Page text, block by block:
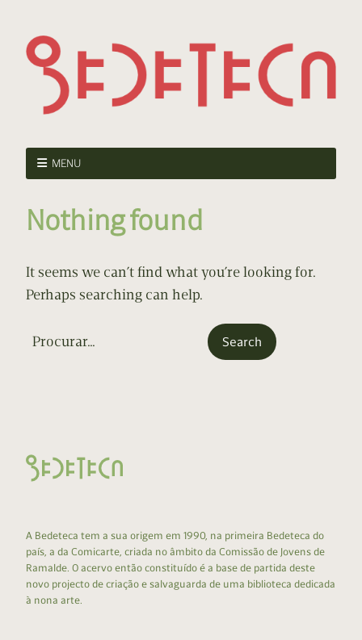
MENU
Nothing found
It seems we can’t find what you’re looking for.
Perhaps searching can help.
A Bedeteca tem a sua origem em 1990, na primeira Bedeteca do
país, a da Comicarte, criada no âmbito da Comissão de Jovens de
Ramalde. O acervo então constituído é a base de partida deste
novo projecto de criação e salvaguarda de uma biblioteca dedicada
à nona arte.